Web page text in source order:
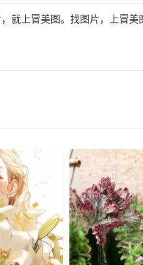
就上冒美图。找图片，上冒